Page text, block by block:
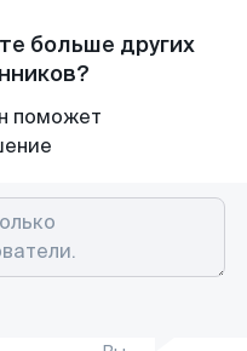
больше других
поможет